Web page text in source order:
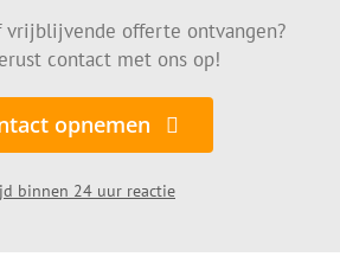
vrijblijvende offerte ontvangen?
contact met ons op!
opnemen
binnen 24 uur reactie